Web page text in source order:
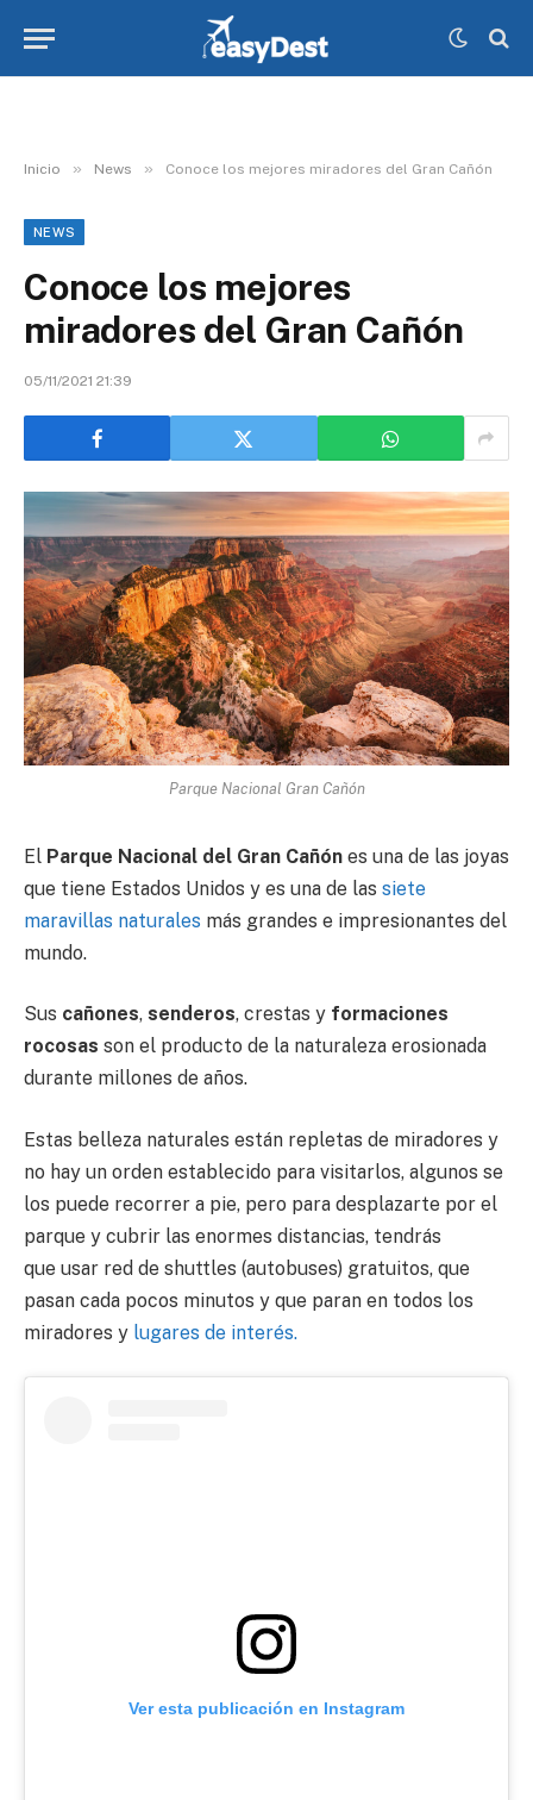
Inicio » News » Conoce los mejores miradores del Gran Cañón
NEWS
Conoce los mejores
miradores del Gran Cañón
05/11/2021 21:39
Parque Nacional Gran Cañón
El Parque Nacional del Gran Cañón es una de las joyas
que tiene Estados Unidos y es una de las siete
maravillas naturales más grandes e impresionantes del
mundo.
Sus cañones, senderos, crestas y formaciones
rocosas son el producto de la naturaleza erosionada
durante millones de años.
Estas belleza naturales están repletas de miradores y
no hay un orden establecido para visitarlos, algunos se
los puede recorrer a pie, pero para desplazarte por el
parque y cubrir las enormes distancias, tendrás
que usar red de shuttles (autobuses) gratuitos, que
pasan cada pocos minutos y que paran en todos los
miradores y lugares de interés.
Ver esta publicación en Instagram